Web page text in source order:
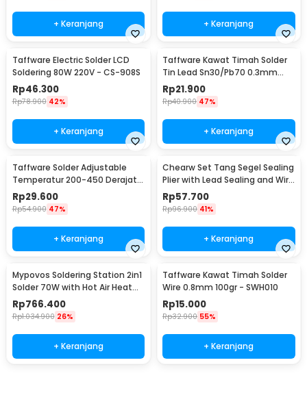
+ Keranjang + Keranjang
Taffware Electric Solder LCD
Soldering 80W 220V - CS-908S
Rp46.300
Rp78.900 42%
+ Keranjang
Taffware Kawat Timah Solder
Tin Lead Sn30/Pb70 0.3mm
50g
Rp21.900
Rp40.900 47%
+ Keranjang
Taffware Solder Adjustable
Temperatur 200-450 Derajat
Celcius 220V 60W - CS-31 B
Rp29.600
Rp54.900 47%
+ Keranjang
Chearw Set Tang Segel Sealing
Plier with Lead Sealing and Wire
- CW01
Rp57.700
Rp96.900 41%
+ Keranjang
Mypovos Soldering Station 2in1
Solder 70W with Hot Air Heat
Gun 750W - 8582D
Rp766.400
Rp1.034.900 26%
+ Keranjang
Taffware Kawat Timah Solder
Wire 0.8mm 100gr - SWH010
Rp15.000
Rp32.900 55%
+ Keranjang